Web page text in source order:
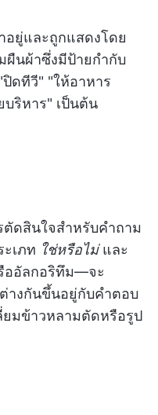
อยู่และถูกแสดงโดย
ผืนผ้าซึ่งมีป้ายกำกับ
ดทีวี" "ให้อาหาร
ริหาร" เป็นต้น
ดสินใจสำหรับคำถาม
ะเภท ใช่หรือไม่และ
ออัลกอริทึม—จะ
างกันขึ้นอยู่กับคำตอบ
มข้าวหลามตัดหรือรูป